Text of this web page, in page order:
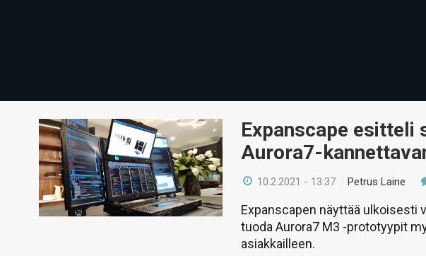
Expanscape esitteli
Aurora7-
10.2.2021 - 13:37 /Petrus Laine
Expanscapen näyttää ulkoisesti
tuoda Aurora7 M3 -prototyypit
asiakkailleen.